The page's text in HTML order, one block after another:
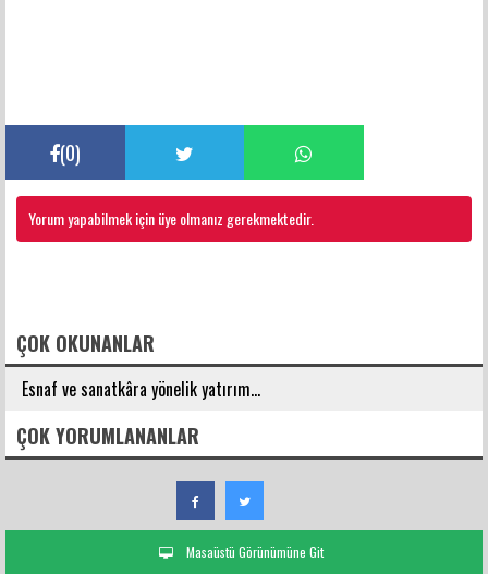
(0)
Yorum yapabilmek için üye olmanız gerekmektedir.
ÇOK OKUNANLAR
Esnaf ve sanatkâra yönelik yatırım...
ÇOK YORUMLANANLAR
Masaüstü Görünümüne Git